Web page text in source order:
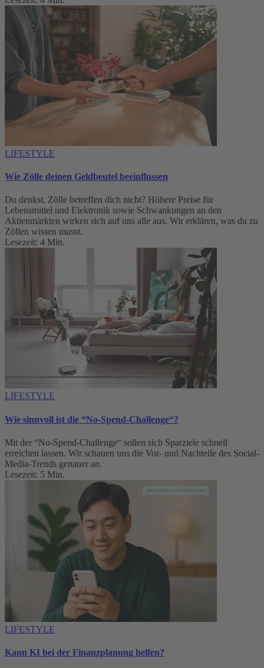
LIFESTYLE
Wie Zölle deinen Geldbeutel beeinflussen
Du denkst, Zölle betreffen dich nicht? Höhere Preise für
Lebensmittel und Elektronik sowie Schwankungen an den
Aktienmärkten wirken sich auf uns alle aus. Wir erklären, was du zu
Zöllen wissen musst.
Lesezeit: 4 Min.
LIFESTYLE
Wie sinnvoll ist die “No-Spend-Challenge“?
Mit der “No-Spend-Challenge“ sollen sich Sparziele schnell
erreichen lassen. Wir schauen uns die Vor- und Nachteile des Social-
Media-Trends genauer an.
Lesezeit: 5 Min.
LIFESTYLE
Kann KI bei der Finanzplanung helfen?